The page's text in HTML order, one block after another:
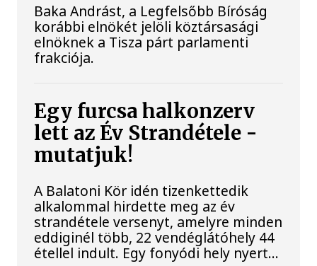
Baka Andrást, a Legfelsőbb Bíróság
korábbi elnökét jelöli köztársasági
elnöknek a Tisza párt parlamenti
frakciója.
Egy furcsa halkonzerv
lett az Év Strandétele -
mutatjuk!
A Balatoni Kör idén tizenkettedik
alkalommal hirdette meg az év
strandétele versenyt, amelyre minden
eddiginél több, 22 vendéglátóhely 44
étellel indult. Egy fonyódi hely nyert...